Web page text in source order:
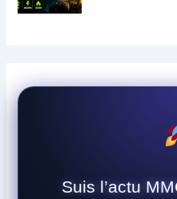
Suis l’actu